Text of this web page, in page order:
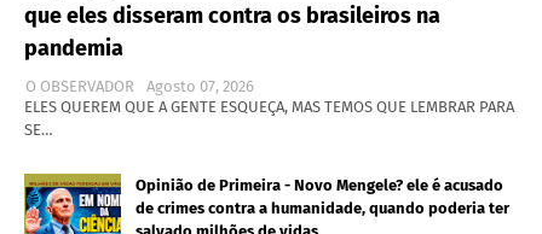
que eles disseram contra os brasileiros na
pandemia
O OBSERVADOR
Agosto 07, 2026
ELES QUEREM QUE A GENTE ESQUEÇA, MAS TEMOS QUE LEMBRAR PARA
SE…
Opinião de Primeira - Novo Mengele? ele é acusado
de crimes contra a humanidade, quando poderia ter